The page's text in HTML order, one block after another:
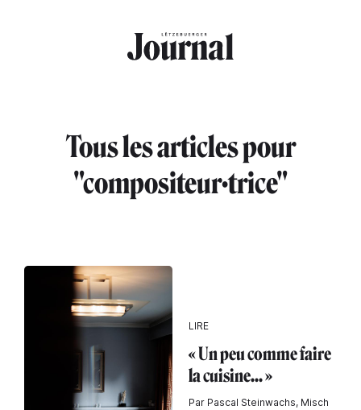
Tous les articles pour
"compositeur·trice"
LIRE
« Un peu comme faire
la cuisine... »
Par Pascal Steinwachs, Misch